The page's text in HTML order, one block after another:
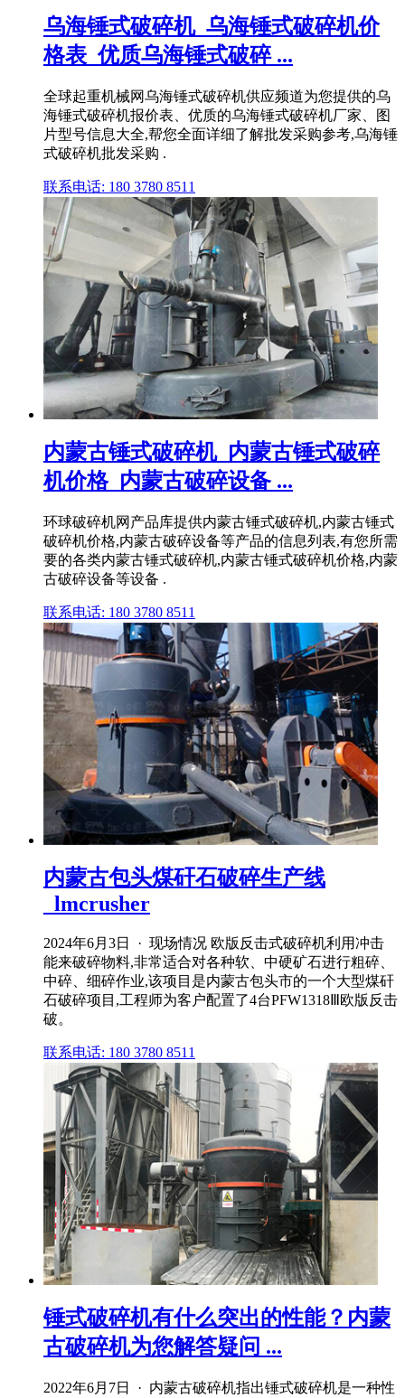
乌海锤式破碎机_乌海锤式破碎机价
格表_优质乌海锤式破碎 ...
全球起重机械网乌海锤式破碎机供应频道为您提供的乌
海锤式破碎机报价表、优质的乌海锤式破碎机厂家、图
片型号信息大全,帮您全面详细了解批发采购参考,乌海锤
式破碎机批发采购 .
联系电话: 180 3780 8511
内蒙古锤式破碎机_内蒙古锤式破碎
机价格_内蒙古破碎设备 ...
环球破碎机网产品库提供内蒙古锤式破碎机,内蒙古锤式
破碎机价格,内蒙古破碎设备等产品的信息列表,有您所需
要的各类内蒙古锤式破碎机,内蒙古锤式破碎机价格,内蒙
古破碎设备等设备 .
联系电话: 180 3780 8511
内蒙古包头煤矸石破碎生产线
_lmcrusher
2024年6月3日 · 现场情况 欧版反击式破碎机利用冲击
能来破碎物料,非常适合对各种软、中硬矿石进行粗碎、
中碎、细碎作业,该项目是内蒙古包头市的一个大型煤矸
石破碎项目,工程师为客户配置了4台PFW1318Ⅲ欧版反击
破。
联系电话: 180 3780 8511
锤式破碎机有什么突出的性能？内蒙
古破碎机为您解答疑问 ...
2022年6月7日 · 内蒙古破碎机指出锤式破碎机是一种性